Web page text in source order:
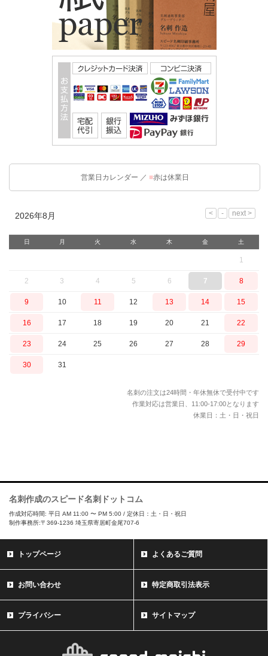
営業日カレンダー ／ ■赤は休業日
2026年8月
日 月 火 水 木 金 土
1
2 3 4 5 6 7 8
9 10 11 12 13 14 15
16 17 18 19 20 21 22
23 24 25 26 27 28 29
30 31
名刺の注文は24時間・年休無休で受付中です
作業対応は営業日、11:00-17:00となります
休業日：土・日・祝日
名刺作成のスピード名刺ドットコム
作成対応時間: 平日 AM 11:00 〜 PM 5:00 / 定休日：土・日・祝日
制作事務所:〒369-1236 埼玉県寄居町金尾707-6
トップページ よくあるご質問
お問い合わせ 特定商取引法表示
プライバシー サイトマップ